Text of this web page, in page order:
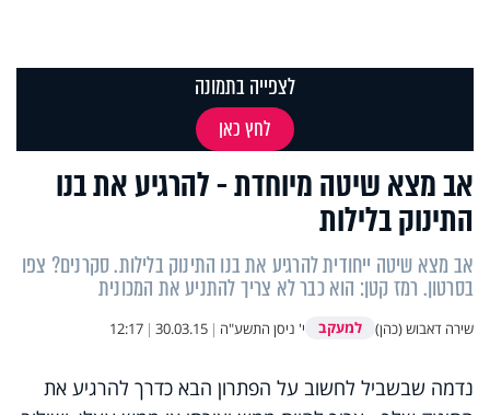
אב מצא שיטה מיוחדת - להרגיע את בנו
התינוק בלילות
אב מצא שיטה ייחודית להרגיע את בנו התינוק בלילות. סקרנים? צפו
בסרטון. רמז קטן: הוא כבר לא צריך להתניע את המכונית
שירה דאבוש (כהן) למעקב י' ניסן התשע"ה |
30.03.15
|
12:17
לצפייה בתמונה
לחץ כאן
נדמה שבשביל לחשוב על הפתרון הבא כדרך להרגיע את